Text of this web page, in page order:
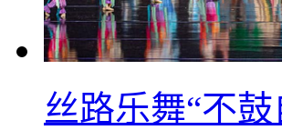
丝路乐舞“不